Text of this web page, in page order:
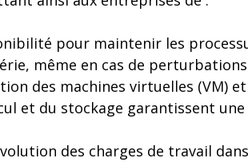
pour maintenir les
même en cas de
des machines virtuelles (VM)
et du stockage garantissent
des charges de travail